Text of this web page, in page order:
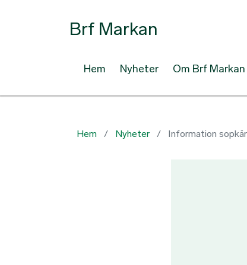
Brf Markan
Hem Nyheter Om Brf Markan
Hem Nyheter Information